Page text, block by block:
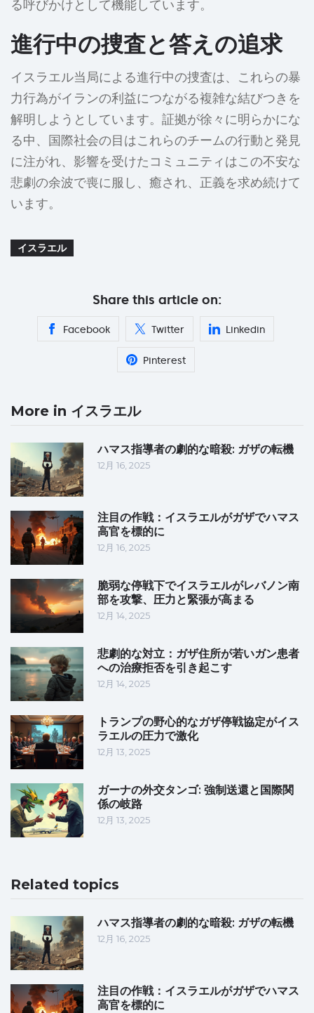
る呼びかけとして機能しています。
進行中の捜査と答えの追求
イスラエル当局による進行中の捜査は、これらの暴
力行為がイランの利益につながる複雑な結びつきを
解明しようとしています。証拠が徐々に明らかにな
る中、国際社会の目はこれらのチームの行動と発見
に注がれ、影響を受けたコミュニティはこの不安な
悲劇の余波で喪に服し、癒され、正義を求め続けて
います。
イスラエル
Share this article on:
Facebook Twitter Linkedin
Pinterest
More in イスラエル
ハマス指導者の劇的な暗殺: ガザの転機
12月 16, 2025
注目の作戦：イスラエルがガザでハマス
高官を標的に
12月 16, 2025
脆弱な停戦下でイスラエルがレバノン南
部を攻撃、圧力と緊張が高まる
12月 14, 2025
悲劇的な対立：ガザ住所が若いガン患者
への治療拒否を引き起こす
12月 14, 2025
トランプの野心的なガザ停戦協定がイス
ラエルの圧力で激化
12月 13, 2025
ガーナの外交タンゴ: 強制送還と国際関
係の岐路
12月 13, 2025
Related topics
ハマス指導者の劇的な暗殺: ガザの転機
12月 16, 2025
注目の作戦：イスラエルがガザでハマス
高官を標的に